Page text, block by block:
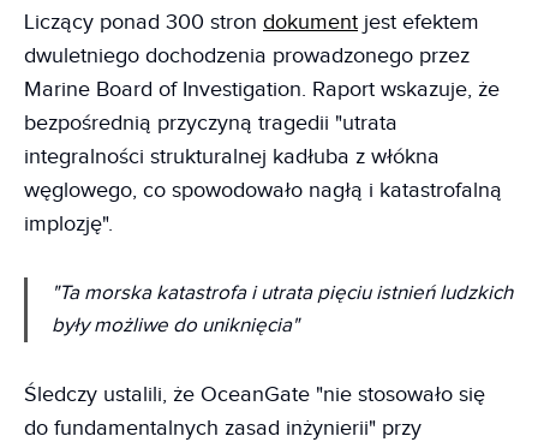
Liczący ponad 300 stron dokument jest efektem
dwuletniego dochodzenia prowadzonego przez
Marine Board of Investigation. Raport wskazuje, że
bezpośrednią przyczyną tragedii "utrata
integralności strukturalnej kadłuba z włókna
węglowego, co spowodowało nagłą i katastrofalną
implozję".
"Ta morska katastrofa i utrata pięciu istnień ludzkich
były możliwe do uniknięcia"
Śledczy ustalili, że OceanGate "nie stosowało się
do fundamentalnych zasad inżynierii" przy